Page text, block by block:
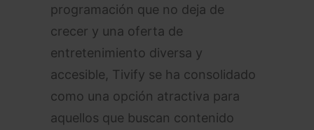
programación que no deja de
crecer y una oferta de
entretenimiento diversa y
accesible, Tivify se ha consolidado
como una opción atractiva para
aquellos que buscan contenido